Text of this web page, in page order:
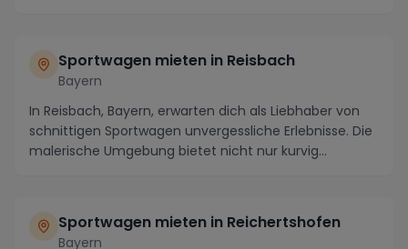
Sportwagen mieten in Reisbach
Bayern
In Reisbach, Bayern, erwarten dich als Liebhaber von
schnittigen Sportwagen unvergessliche Erlebnisse. Die
malerische Umgebung bietet nicht nur kurvig...
Sportwagen mieten in Reichertshofen
Bayern